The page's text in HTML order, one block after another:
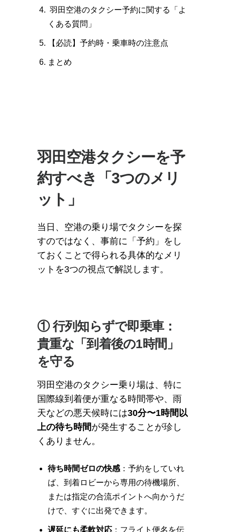
羽田空港のタクシー予約に関する「よ
くある質問」
【必読】予約時・乗車時の注意点
まとめ
羽田空港タクシーを予
約すべき「3つのメリ
ット」
当日、空港の乗り場でタクシーを探
すのではなく、事前に「予約」をし
ておくことで得られる具体的なメリ
ットを3つの視点で解説します。
① 行列知らずで即乗車：
貴重な「到着後の1時間」
を守る
羽田空港のタクシー乗り場は、特に
国際線到着便が重なる時間帯や、雨
天などの悪天候時には30分〜1時間以
上の待ち時間が発生することが珍し
くありません。
待ち時間ゼロの快感：予約をしていれ
ば、到着ロビーから専用の待機場所、
または指定の合流ポイントへ向かうだ
けで、すぐに出発できます。
遅延にも柔軟対応：フライト便名を伝